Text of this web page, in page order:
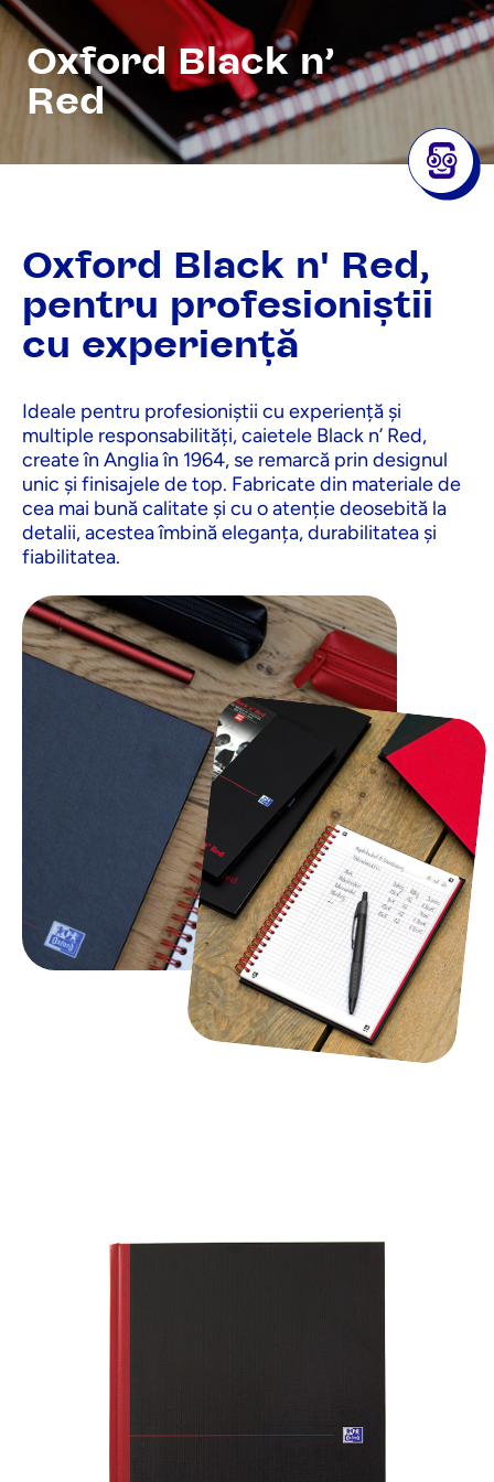
Oxford Black n’
Red
Oxford Black n' Red,
pentru profesioniștii
cu experiență
Ideale pentru profesioniștii cu experiență și
multiple responsabilități, caietele Black n’ Red,
create în Anglia în 1964, se remarcă prin designul
unic și finisajele de top. Fabricate din materiale de
cea mai bună calitate și cu o atenție deosebită la
detalii, acestea îmbină eleganța, durabilitatea și
fiabilitatea.